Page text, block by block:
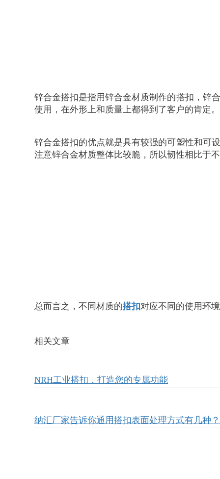
锌合金搭扣是指用锌合金材质制作的搭扣，锌
使用，在外形上和质量上都得到了客户的肯定。
锌合金搭扣的优点就是具有较强的可塑性和可
注意锌合金材质整体比较脆，所以韧性相比于
总而言之，不同材质的搭扣对应不同的使用环
相关文章
NRH工业搭扣，打造您的专属功能
纳汇厂家告诉你通用搭扣表面处理方式有几种？